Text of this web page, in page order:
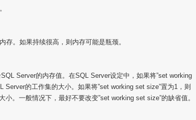
存。如果持续很高，则内存可能是瓶颈。
Server的内存值。在SQL Server设定中，如果将”set working
Server的工作集的大小。如果将”set working set size”置为1，则
。一般情况下，最好不要改变”set working set size”的缺省值。